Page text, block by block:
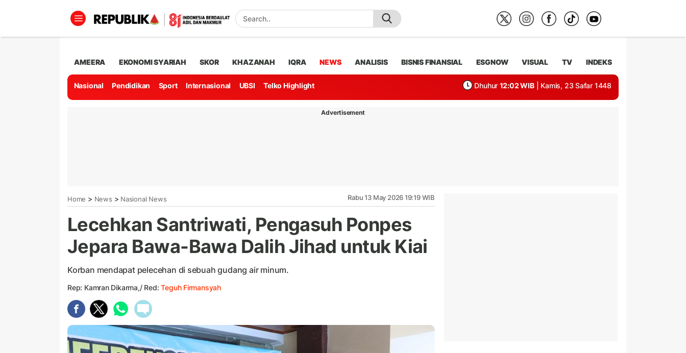
AMEERA EKONOMI SYARIAH SKOR KHAZANAH IQRA NEWS ANALISIS BISNIS FINANSIAL ESGNOW VISUAL TV INDEKS
Nasional Pendidikan Sport Internasional UBSI Telko Highlight Dhuhur 12:02 WIB | Kamis, 23 Safar 1448
Advertisement
Home > News > Nasional News Rabu 13 May 2026 19:19 WIB
Lecehkan Santriwati, Pengasuh Ponpes
Jepara Bawa-Bawa Dalih Jihad untuk Kiai
Korban mendapat pelecehan di sebuah gudang air minum.
Rep: Kamran Dikarma,/ Red:Teguh Firmansyah